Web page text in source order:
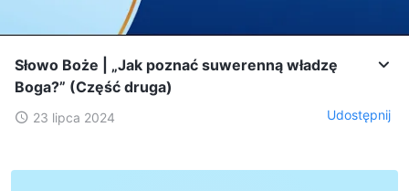
Słowo Boże | „Jak poznać suwerenną władzę
Boga?” (Część druga)
23 lipca 2024 Udostępnij